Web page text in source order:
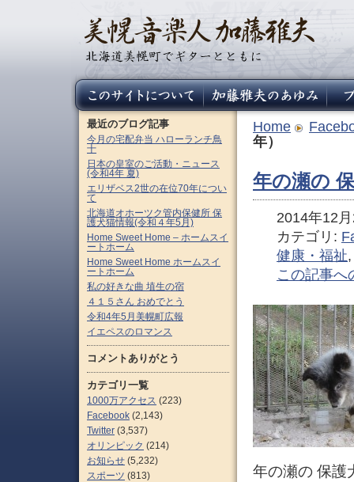
Home
年）
年の瀬の
2014年12
カテゴリ:
健康・福祉
この記事へ
年の瀬の 保護
最近のブログ記事
今月の宅配弁当 ハローランチ鳥
十
日本の皇室のご活動・ニュース
(令和4年 夏)
エリザベス2世の在位70年につい
て
北海道オホーツク管内保健所 保
護犬猫情報(令和４年5月)
Home Sweet Home – ホームスイ
ートホーム
Home Sweet Home ホームスイ
ートホーム
私の好きな曲 埴生の宿
４１５さん おめでとう
令和4年5月美幌町広報
イエペスのロマンス
コメントありがとう
カテゴリ一覧
1000万アクセス (223)
Facebook (2,143)
Twitter (3,537)
オリンピック (214)
お知らせ (5,232)
スポーツ (813)